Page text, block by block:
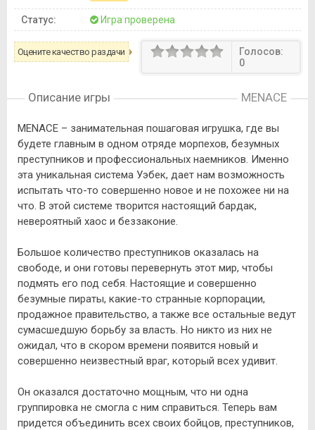
Статус: Игра проверена
Оцените качество раздачи
Голосов:
0
Описание игры MENACE
MENACE – занимательная пошаговая игрушка, где вы
будете главным в одном отряде морпехов, безумных
преступников и профессиональных наемников. Именно
эта уникальная система Уэбек, дает нам возможность
испытать что-то совершенно новое и не похожее ни на
что. В этой системе творится настоящий бардак,
невероятный хаос и беззаконие.
Большое количество преступников оказалась на
свободе, и они готовы перевернуть этот мир, чтобы
подмять его под себя. Настоящие и совершенно
безумные пираты, какие-то странные корпорации,
продажное правительство, а также все остальные ведут
сумасшедшую борьбу за власть. Но никто из них не
ожидал, что в скором времени появится новый и
совершенно неизвестный враг, который всех удивит.
Он оказался достаточно мощным, что ни одна
группировка не смогла с ним справиться. Теперь вам
придется объединить всех своих бойцов, преступников,